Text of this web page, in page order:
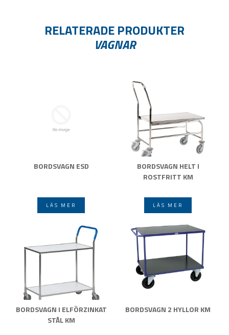
RELATERADE PRODUKTER
VAGNAR
BORDSVAGN ESD
LÄS MER
BORDSVAGN HELT I
ROSTFRITT KM
LÄS MER
BORDSVAGN I ELFÖRZINKAT
STÅL KM
BORDSVAGN 2 HYLLOR KM